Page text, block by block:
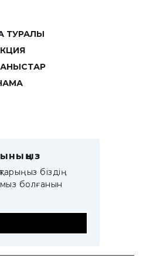
ТУРАЛЫ
біздің
болғанын